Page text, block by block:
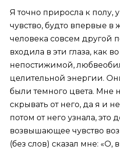
Я точно приросла к полу,
чувство, будто впервые в
человека совсем другой
входила в эти глаза, как
непостижимой,
целительной энергии.
были темного цвета. Мне
скрывать от него, да я и
потом от него узнала, это
возвышающее чувство
(без слов) сказал мне: «О,